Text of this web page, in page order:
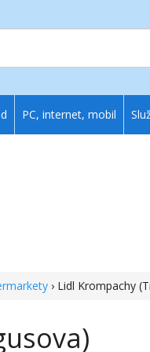
› Lidl Krompachy
PC, internet, mobil